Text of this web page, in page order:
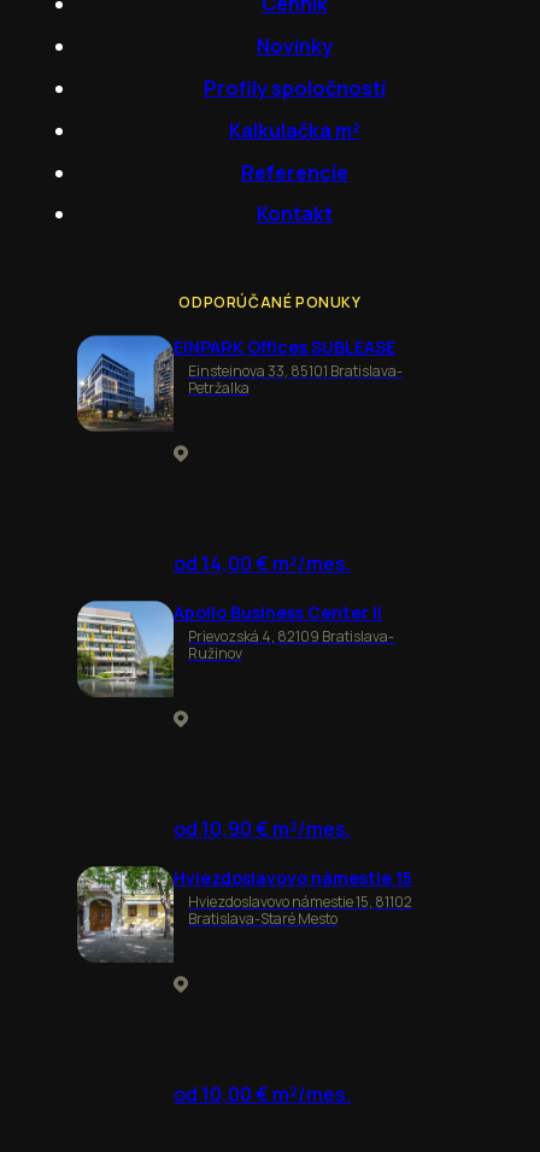
Novinky
Profily spoločností
Kalkulačka m²
Referencie
Kontakt
ODPORÚČANÉ PONUKY
EINPARK Offices SUBLEASE
Einsteinova 33, 85101 Bratislava-
Petržalka
od 14,00 € m²/mes.
Apollo Business Center II
Prievozská 4, 82109 Bratislava-
Ružinov
od 10,90 € m²/mes.
Hviezdoslavovo námestie 15
Hviezdoslavovo námestie 15, 81102
Bratislava-Staré Mesto
od 10,00 € m²/mes.